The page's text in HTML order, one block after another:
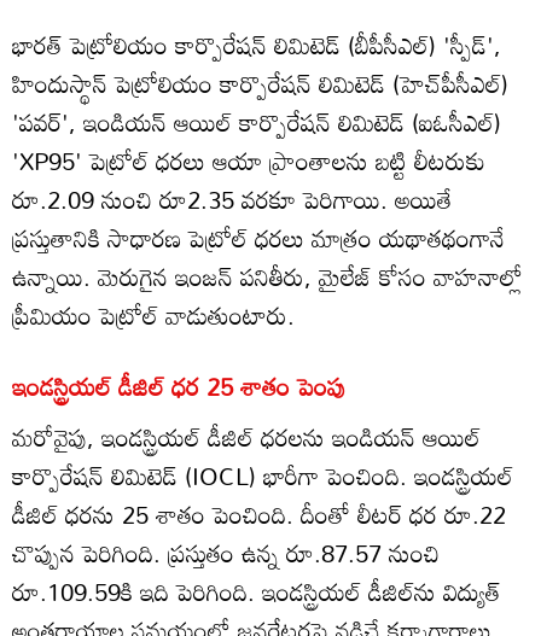
భారత్ పెట్రోలియం కార్పొరేషన్ లిమిటెడ్ (బీపీసీఎల్) 'స్పీడ్',
హిందుస్థాన్ పెట్రోలియం కార్పొరేషన్ లిమిటెడ్ (హెచ్‌పీసీఎల్)
'పవర్', ఇండియన్ ఆయిల్ కార్పొరేషన్ లిమిటెడ్ (ఐఓసీఎల్)
'XP95' పెట్రోల్ ధరలు ఆయా ప్రాంతాలను బట్టి లీటరుకు
రూ.2.09 నుంచి రూ2.35 వరకూ పెరిగాయి. అయితే
ప్రస్తుతానికి సాధారణ పెట్రోల్ ధరలు మాత్రం యథాతథంగానే
ఉన్నాయి. మెరుగైన ఇంజన్ పనితీరు, మైలేజ్ కోసం వాహనాల్లో
ప్రీమియం పెట్రోల్ వాడుతుంటారు.
ఇండస్ట్రియల్ డీజిల్ ధర 25 శాతం పెంపు
మరోవైపు, ఇండస్ట్రియల్ డీజిల్ ధరలను ఇండియన్ ఆయిల్
కార్పొరేషన్ లిమిటెడ్ (IOCL) భారీగా పెంచింది. ఇండస్ట్రియల్
డీజిల్ ధరను 25 శాతం పెంచింది. దీంతో లీటర్‌ ధర రూ.22
చొప్పున పెరిగింది. ప్రస్తుతం ఉన్న రూ.87.57 నుంచి
రూ.109.59కి ఇది పెరిగింది. ఇండస్ట్రియల్ డీజిల్‌ను విద్యుత్